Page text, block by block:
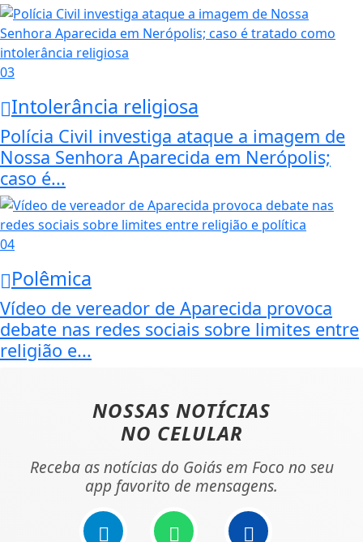
03
Intolerância religiosa
Polícia Civil investiga ataque a imagem de
Nossa Senhora Aparecida em Nerópolis;
caso é...
04
Polêmica
Vídeo de vereador de Aparecida provoca
debate nas redes sociais sobre limites entre
religião e...
NOSSAS NOTÍCIAS
NO CELULAR
Receba as notícias do Goiás em Foco no seu
app favorito de mensagens.